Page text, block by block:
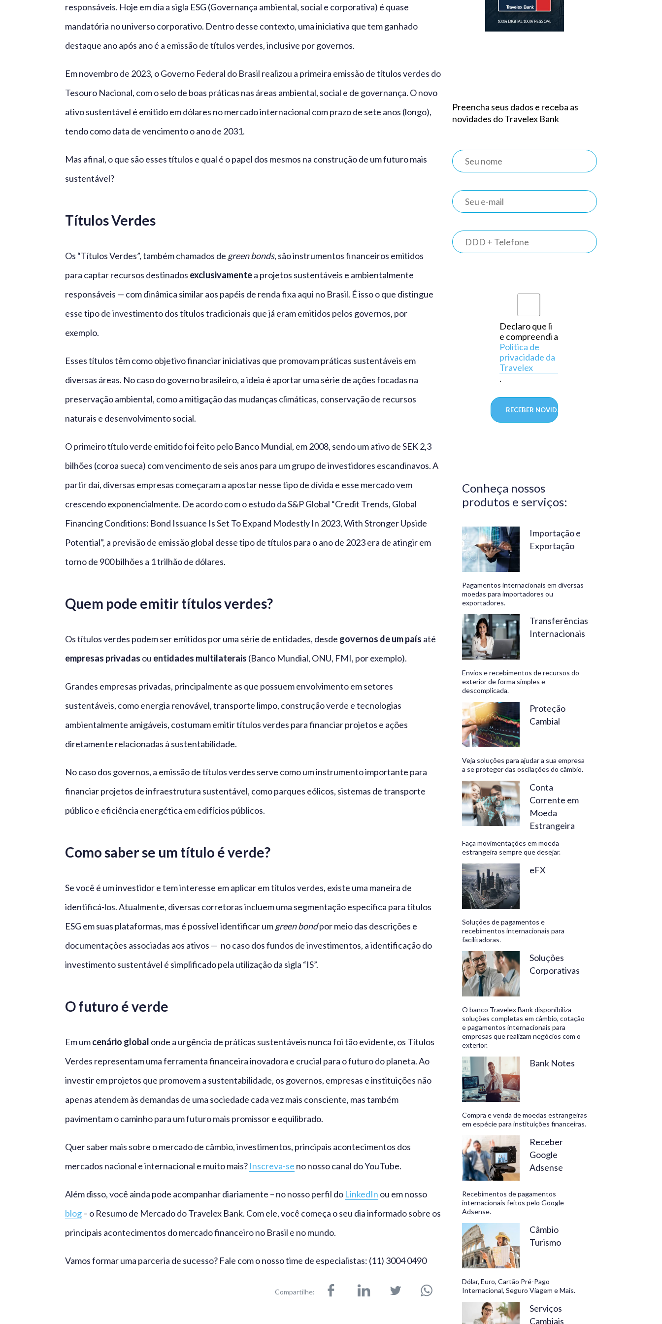
responsáveis. Hoje em dia a sigla ESG (Governança ambiental, social e corporativa) é quase
mandatória no universo corporativo. Dentro desse contexto, uma iniciativa que tem ganhado
destaque ano após ano é a emissão de títulos verdes, inclusive por governos.
Em novembro de 2023, o Governo Federal do Brasil realizou a primeira emissão de títulos verdes do
Tesouro Nacional, com o selo de boas práticas nas áreas ambiental, social e de governança. O novo
ativo sustentável é emitido em dólares no mercado internacional com prazo de sete anos (longo),
tendo como data de vencimento o ano de 2031.
Mas afinal, o que são esses títulos e qual é o papel dos mesmos na construção de um futuro mais
sustentável?
Títulos Verdes
Os “Títulos Verdes”, também chamados de green bonds, são instrumentos financeiros emitidos
para captar recursos destinados exclusivamentea projetos sustentáveis e ambientalmente
responsáveis — com dinâmica similar aos papéis de renda fixa aqui no Brasil. É isso o que distingue
esse tipo de investimento dos títulos tradicionais que já eram emitidos pelos governos, por
exemplo.
Esses títulos têm como objetivo financiar iniciativas que promovam práticas sustentáveis em
diversas áreas. No caso do governo brasileiro, a ideia é aportar uma série de ações focadas na
preservação ambiental, como a mitigação das mudanças climáticas, conservação de recursos
naturais e desenvolvimento social.
O primeiro título verde emitido foi feito pelo Banco Mundial, em 2008, sendo um ativo de SEK 2,3
bilhões (coroa sueca) com vencimento de seis anos para um grupo de investidores escandinavos. A
partir daí, diversas empresas começaram a apostar nesse tipo de dívida e esse mercado vem
crescendo exponencialmente. De acordo com o estudo da S&P Global “Credit Trends, Global
Financing Conditions: Bond Issuance Is Set To Expand Modestly In 2023, With Stronger Upside
Potential”, a previsão de emissão global desse tipo de títulos para o ano de 2023 era de atingir em
torno de 900 bilhões a 1 trilhão de dólares.
Quem pode emitir títulos verdes?
Os títulos verdes podem ser emitidos por uma série de entidades, desde governos de um país até
empresas privadas ou entidades multilaterais (Banco Mundial, ONU, FMI, por exemplo).
Grandes empresas privadas, principalmente as que possuem envolvimento em setores
sustentáveis, como energia renovável, transporte limpo, construção verde e tecnologias
ambientalmente amigáveis, costumam emitir títulos verdes para financiar projetos e ações
diretamente relacionadas à sustentabilidade.
No caso dos governos, a emissão de títulos verdes serve como um instrumento importante para
financiar projetos de infraestrutura sustentável, como parques eólicos, sistemas de transporte
público e eficiência energética em edifícios públicos.
Como saber se um título é verde?
Se você é um investidor e tem interesse em aplicar em títulos verdes, existe uma maneira de
identificá-los. Atualmente, diversas corretoras incluem uma segmentação específica para títulos
ESG em suas plataformas, mas é possível identificar umgreen bondpor meio das descrições e
documentações associadas aos ativos — no caso dos fundos de investimentos, a identificação do
investimento sustentável é simplificado pela utilização da sigla “IS”.
O futuro é verde
Em umcenário global onde a urgência de práticas sustentáveis nunca foi tão evidente, os Títulos
Verdes representam uma ferramenta financeira inovadora e crucial para o futuro do planeta. Ao
investir em projetos que promovem a sustentabilidade, os governos, empresas e instituições não
apenas atendem às demandas de uma sociedade cada vez mais consciente, mas também
pavimentam o caminho para um futuro mais promissor e equilibrado.
Quer saber mais sobre o mercado de câmbio, investimentos, principais acontecimentos dos
mercados nacional e internacional e muito mais? Inscreva-se no nosso canal do YouTube.
Além disso, você ainda pode acompanhar diariamente – no nosso perfil do LinkedIn ou em nosso
blog– o Resumo de Mercado do Travelex Bank. Com ele, você começa o seu dia informado sobre os
principais acontecimentos do mercado financeiro no Brasil e no mundo.
Vamos formar uma parceria de sucesso? Fale com o nosso time de especialistas: (11) 3004 0490
Compartilhe:
Preencha seus dados e receba as
novidades do Travelex Bank
Declaro que li
e compreendi a
Politica de
privacidade da
Travelex
.
TRAVELEX
BANK
primeiro
banco do
país a
operar
exclusivamente
em
aprovado
pelo
confiabilidade
e
são nossos
diferenciais.
Bank,
negócios
rentáveis
Conheça nossos
produtos e serviços:
Importação e
Exportação
Pagamentos internacionais em diversas
moedas para importadores ou
exportadores.
Transferências
Internacionais
Envios e recebimentos de recursos do
exterior de forma simples e
descomplicada.
Proteção
Cambial
Veja soluções para ajudar a sua empresa
a se proteger das oscilações do câmbio.
Conta
Corrente em
Moeda
Estrangeira
Faça movimentações em moeda
estrangeira sempre que desejar.
eFX
Soluções de pagamentos e
recebimentos internacionais para
facilitadoras.
Soluções
Corporativas
O banco Travelex Bank disponibiliza
soluções completas em câmbio, cotação
e pagamentos internacionais para
empresas que realizam negócios com o
exterior.
Bank Notes
Compra e venda de moedas estrangeiras
em espécie para instituições financeiras.
Receber
Google
Adsense
Recebimentos de pagamentos
internacionais feitos pelo Google
Adsense.
Câmbio
Turismo
Dólar, Euro, Cartão Pré-Pago
Internacional, Seguro Viagem e Mais.
Serviços
Cambiais